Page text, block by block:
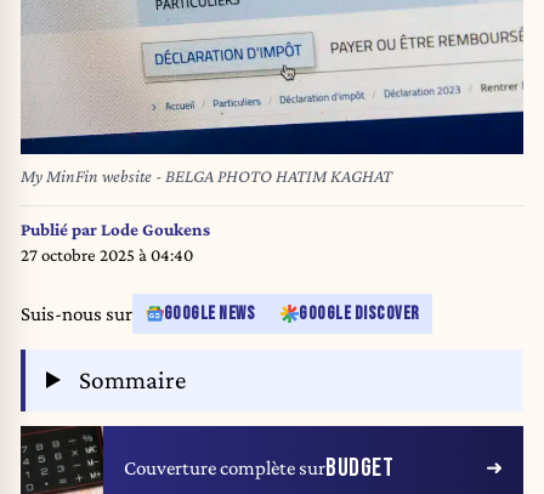
My MinFin website - BELGA PHOTO HATIM KAGHAT
Publié parLode Goukens
27 octobre 2025 à 04:40
Suis-nous sur GOOGLE NEWS GOOGLE DISCOVER
Sommaire
Couverture complète surBUDGET